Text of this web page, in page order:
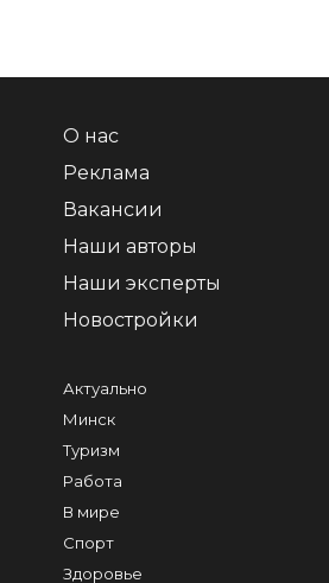
О нас
Реклама
Вакансии
Наши авторы
Наши эксперты
Новостройки
Актуально
Минск
Туризм
Работа
В мире
Спорт
Здоровье